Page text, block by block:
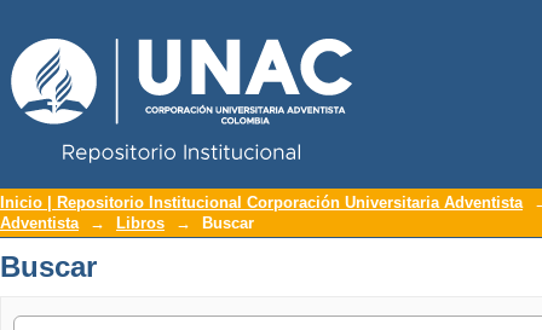
Buscar
Inicio | Repositorio Institucional Corporación Universitaria Adventista
Adventista
→ Libros → Buscar
Buscar